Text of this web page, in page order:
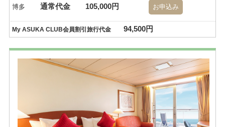
博多 通常代金 105,000円 お申込み
My ASUKA CLUB会員割引旅行代金 94,500円